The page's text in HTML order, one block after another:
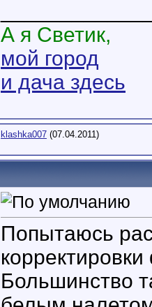
А я Светик,
мой город
и дача здесь
klashka007 (07.04.2011)
Попытаюсь
Большинство